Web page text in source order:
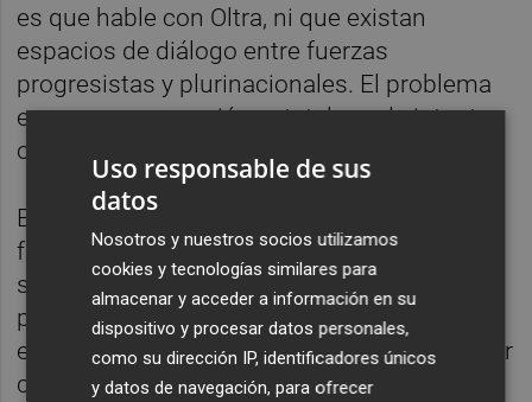
es que hable con Oltra, ni que existan
espacios de diálogo entre fuerzas
progresistas y plurinacionales. El problema
es que esa operación estatal puede intentar
ordenar desde arriba lo que ya existe abajo.
En ese punto conviene no equivocarse de
foco. Mónica Oltra conserva una capacidad
simbólica y política evidente. Su presencia
puede ayudar a recuperar ilusión, ensanchar
el espacio valenciano de progreso y conectar
con sectores que quieren una alternativa
Uso responsable de sus
datos
Nosotros y nuestros socios utilizamos
cookies y tecnologías similares para
almacenar y acceder a información en su
dispositivo y procesar datos personales,
como su dirección IP, identificadores únicos
y datos de navegación, para ofrecer